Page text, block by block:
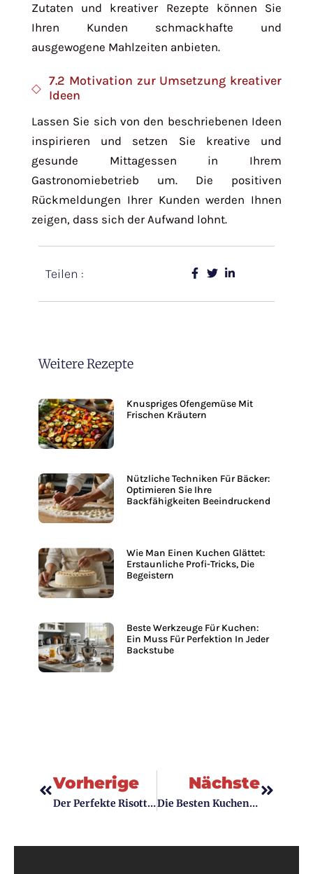
Zutaten und kreativer Rezepte können Sie
Ihren Kunden schmackhafte und
ausgewogene Mahlzeiten anbieten.
7.2 Motivation zur Umsetzung kreativer
Ideen
Lassen Sie sich von den beschriebenen Ideen
inspirieren und setzen Sie kreative und
gesunde Mittagessen in Ihrem
Gastronomiebetrieb um. Die positiven
Rückmeldungen Ihrer Kunden werden Ihnen
zeigen, dass sich der Aufwand lohnt.
Teilen :
Weitere Rezepte
Knuspriges Ofengemüse Mit
Frischen Kräutern
Nützliche Techniken Für Bäcker:
Optimieren Sie Ihre
Backfähigkeiten Beeindruckend
Wie Man Einen Kuchen Glättet:
Erstaunliche Profi-Tricks, Die
Begeistern
Beste Werkzeuge Für Kuchen:
Ein Muss Für Perfektion In Jeder
Backstube
Vorherige
Der Perfekte Risotto: Tipps Und Tricks Für Ein Gelungenes Gericht In Der Gastronomie
Nächste
Die Besten Kuchenwerkzeug-Sets Für Profi- Und Hobbybäcker In Der Gastronomie